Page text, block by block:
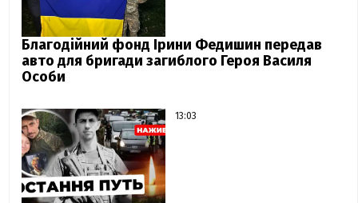
Благодійний фонд Ірини Федишин передав
авто для бригади загиблого Героя Василя
Особи
13:03